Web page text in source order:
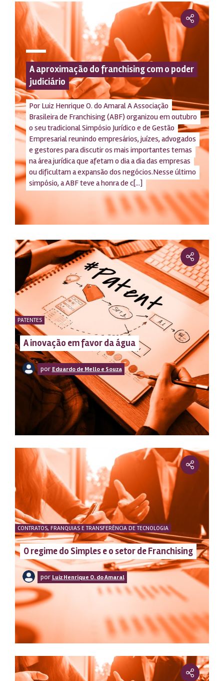
A aproximação do franchising com o poder
judiciário
Por Luiz Henrique O. do Amaral A Associação
Brasileira de Franchising (ABF) organizou em outubro
o seu tradicional Simpósio Jurídico e de Gestão
Empresarial reunindo empresários, juízes, advogados
e gestores para discutir os mais importantes temas
na área jurídica que afetam o dia a dia das empresas
ou dificultam a expansão dos negócios.Nesse último
simpósio, a ABF teve a honra de c[...]
PATENTES
A inovação em favor da água
por Eduardo de Mello e Souza
CONTRATOS, FRANQUIAS E TRANSFERÊNCIA DE TECNOLOGIA
O regime do Simples e o setor de Franchising
por Luiz Henrique O. do Amaral